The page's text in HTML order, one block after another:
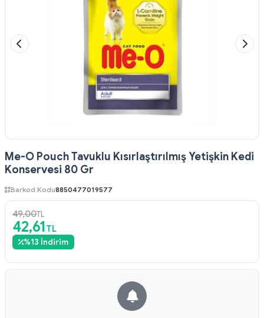
Me-O Pouch Tavuklu Kısırlaştırılmış Yetişkin Kedi
Konservesi 80 Gr
Barkod Kodu8850477019577
49,00TL
42,61TL
%13 İndirim